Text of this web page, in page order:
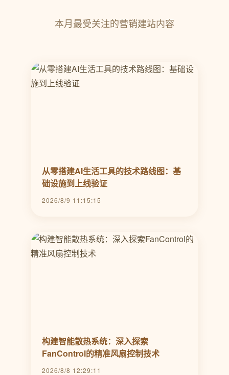
本月最受关注的营销建站内容
从零搭建AI生活工具的技术路线图：基
础设施到上线验证
2026/8/9 11:15:15
构建智能散热系统：深入探索
FanControl的精准风扇控制技术
2026/8/8 12:29:11